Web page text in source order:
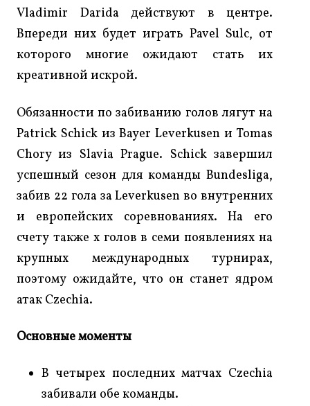
Vladimir Darida действуют в центре.
Впереди них будет играть Pavel Sulc, от
которого многие ожидают стать их
креативной искрой.
Обязанности по забиванию голов лягут на
Patrick Schick из Bayer Leverkusen и Tomas
Chory из Slavia Prague. Schick завершил
успешный сезон для команды Bundesliga,
забив 22 гола за Leverkusen во внутренних
и европейских соревнованиях. На его
счету также x голов в семи появлениях на
крупных международных турнирах,
поэтому ожидайте, что он станет ядром
атак Czechia.
Основные моменты
В четырех последних матчах Czechia
забивали обе команды.